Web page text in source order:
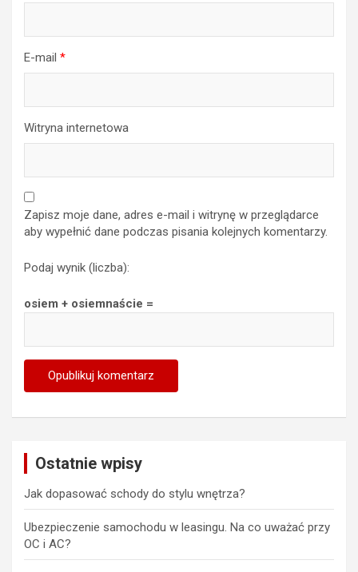
E-mail *
Witryna internetowa
Zapisz moje dane, adres e-mail i witrynę w przeglądarce
aby wypełnić dane podczas pisania kolejnych komentarzy.
Podaj wynik (liczba):
osiem + osiemnaście =
Ostatnie wpisy
Jak dopasować schody do stylu wnętrza?
Ubezpieczenie samochodu w leasingu. Na co uważać przy
OC i AC?